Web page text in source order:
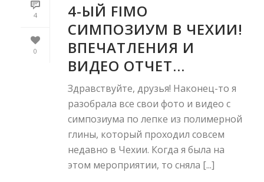
4
0
4-ЫЙ FIMO
СИМПОЗИУМ В ЧЕХИИ!
ВПЕЧАТЛЕНИЯ И
ВИДЕО ОТЧЕТ…
Здравствуйте, друзья! Наконец-то я
разобрала все свои фото и видео с
симпозиума по лепке из полимерной
глины, который проходил совсем
недавно в Чехии. Когда я была на
этом мероприятии, то сняла [...]